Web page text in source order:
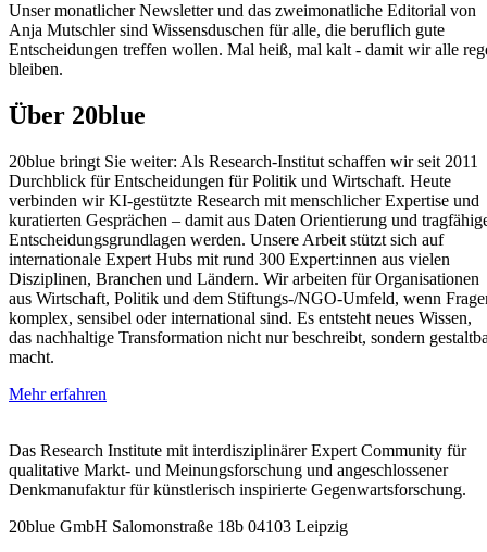
Unser monatlicher Newsletter und das zweimonatliche Editorial von
Anja Mutschler sind Wissensduschen für alle, die beruflich gute
Entscheidungen treffen wollen. Mal heiß, mal kalt - damit wir alle
bleiben.
Über 20blue
20blue bringt Sie weiter: Als Research‑Institut schaffen wir seit 2011
Durchblick für Entscheidungen für Politik und Wirtschaft. Heute
verbinden wir KI‑gestützte Research mit menschlicher Expertise und
kuratierten Gesprächen – damit aus Daten Orientierung und
Entscheidungsgrundlagen werden. Unsere Arbeit stützt sich auf
internationale Expert Hubs mit rund 300 Expert:innen aus vielen
Disziplinen, Branchen und Ländern. Wir arbeiten für Organisationen
aus Wirtschaft, Politik und dem Stiftungs‑/NGO‑Umfeld, wenn
komplex, sensibel oder international sind. Es entsteht neues Wissen,
das nachhaltige Transformation nicht nur beschreibt, sondern
macht.
Mehr erfahren
Das Research Institute mit interdisziplinärer Expert Community für
qualitative Markt- und Meinungsforschung und angeschlossener
Denkmanufaktur für künstlerisch inspirierte Gegenwartsforschung.
20blue GmbH Salomonstraße 18b 04103 Leipzig